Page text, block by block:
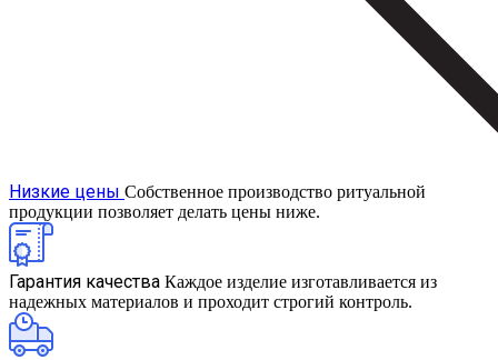
Низкие цены Собственное производство ритуальной
продукции позволяет делать цены ниже.
Гарантия качества Каждое изделие изготавливается из
надежных материалов и проходит строгий контроль.